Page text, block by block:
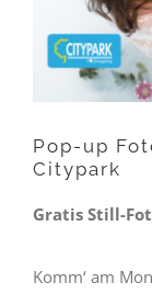
Pop-up
Citypark
Gratis Still-
Komm‘ am